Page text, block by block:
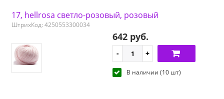
17, hellrosa светло-розовый, розовый
ШтрихКод: 4250553300034
642 руб.
В наличии (10 шт)